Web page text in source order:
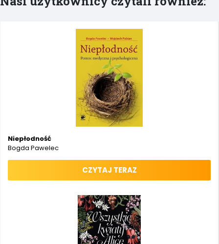
Niepłodność
Bogda Pawelec
CZYTAJ TERAZ